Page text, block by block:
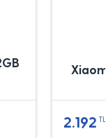
2.192